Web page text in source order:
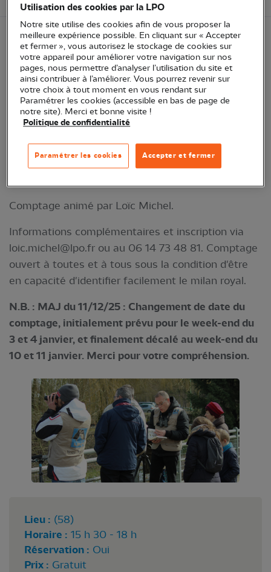
Suivi de l’évolution des populations hivernantes de
milans royaux. La LPO appelle les bénévoles pour
aider à contrôler la présence et à dénombrer les
milans sur des secteurs préalablement identifiés et
d'autres secteurs favorables. Ce comptage
simultané européen des milans royaux hivernants a
pour but de suivre l’évolution des populations. Les
Comptage animé par Loïc Michel.
Informations complémentaires et inscription via
loic.michel@lpo.fr ou au 06 14 73 48 81. Comptage
ouvert à toutes et à tous sous la condition d'être
en capacité d'identifier facilement le milan royal.
N.B. : MAJ du 11/12/25 : Changement de date du
comptage, initialement prévu pour le week-end du
3 et 4 janvier, et finalement décalé au week-end du
10 et 11 janvier. Merci pour votre compréhension.
Lieu : (58)
Horaire : 15 h 30 - 18 h
Réservation : Oui
Prix : Gratuit
Utilisation des cookies par la LPO
Notre site utilise des cookies afin de vous proposer la
meilleure expérience possible. En cliquant sur « Accepter
et fermer », vous autorisez le stockage de cookies sur
votre appareil pour améliorer votre navigation sur nos
pages, nous permettre d’analyser l’utilisation du site et
ainsi contribuer à l’améliorer. Vous pourrez revenir sur
votre choix à tout moment en vous rendant sur
Paramétrer les cookies (accessible en bas de page de
notre site). Merci et bonne visite !
Politique de confidentialité
Accepter et fermer
Paramétrer les cookies